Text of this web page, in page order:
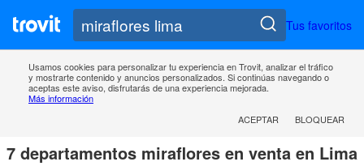
Tus favoritos
Usamos cookies para personalizar tu experiencia en Trovit, analizar el tráfico
y mostrarte contenido y anuncios personalizados. Si continúas navegando o
aceptas este aviso, disfrutarás de una experiencia mejorada.
Más información
ACEPTAR
BLOQUEAR
7 departamentos miraflores en venta en Lima